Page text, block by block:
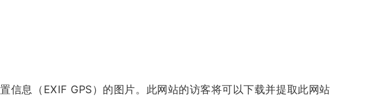
信息（EXIF GPS）的图片。此网站的访客将可以下载并提取此网站